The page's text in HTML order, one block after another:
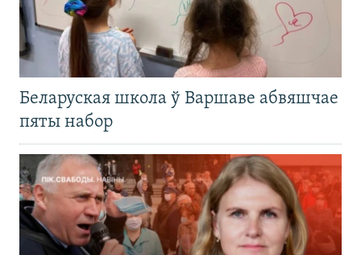
Беларуская школа ў Варшаве абвяшчае
пяты набор